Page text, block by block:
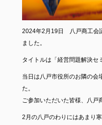
2024年2月19日 八戸商工会
ました。
タイトルは「経営問題解決セ
当日は八戸市役所のお隣の会
た。
ご参加いただいた皆様、八戸
2月の八戸のわりにはあまり